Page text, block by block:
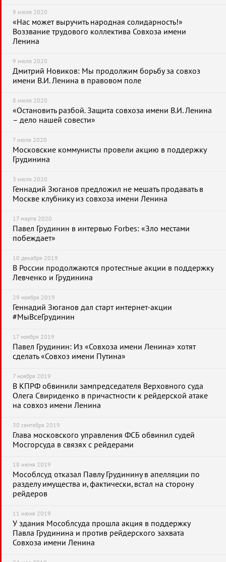
9 июля 2020
«Нас может выручить народная солидарность!»
Воззвание трудового коллектива Совхоза имени
Ленина
9 июля 2020
Дмитрий Новиков: Мы продолжим борьбу за совхоз
имени В.И. Ленина в правовом поле
8 июля 2020
«Остановить разбой. Защита совхоза имени В.И. Ленина
– дело нашей совести»
7 июля 2020
Московские коммунисты провели акцию в поддержку
Грудинина
3 июля 2020
Геннадий Зюганов предложил не мешать продавать в
Москве клубнику из совхоза имени Ленина
17 марта 2020
Павел Грудинин в интервью Forbes: «Зло местами
побеждает»
10 декабря 2019
В России продолжаются протестные акции в поддержку
Левченко и Грудинина
29 ноября 2019
Геннадий Зюганов дал старт интернет-акции
#МыВсеГрудинин
17 ноября 2019
Павел Грудинин: Из «Совхоза имени Ленина» хотят
сделать «Совхоз имени Путина»
7 ноября 2019
В КПРФ обвинили зампредседателя Верховного суда
Олега Свириденко в причастности к рейдерской атаке
на совхоз имени Ленина
30 сентября 2019
Глава московского управления ФСБ обвинил судей
Мосгорсуда в связях с рейдерами
18 июня 2019
Мособлсуд отказал Павлу Грудинину в апелляции по
разделу имущества и, фактически, встал на сторону
рейдеров
11 июня 2019
У здания Мособлсуда прошла акция в поддержку
Павла Грудинина и против рейдерского захвата
Совхоза имени Ленина